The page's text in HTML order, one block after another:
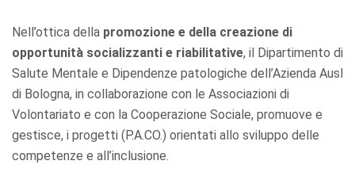
Nell’ottica della promozione e della creazione di
opportunità socializzanti e riabilitative, il Dipartimento di
Salute Mentale e Dipendenze patologiche dell’Azienda Ausl
di Bologna, in collaborazione con le Associazioni di
Volontariato e con la Cooperazione Sociale, promuove e
gestisce, i progetti (P.A.CO.) orientati allo sviluppo delle
competenze e all’inclusione.